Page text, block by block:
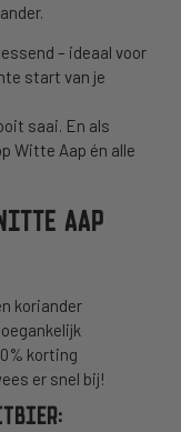
– ideaal voor
start van je
saai. En als
Witte Aap én alle
AAP
koriander
korting
er snel bij!